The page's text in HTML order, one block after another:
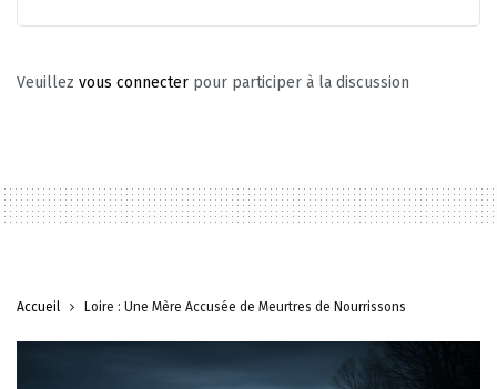
Veuillez vous connecter pour participer à la discussion
Accueil Loire : Une Mère Accusée de Meurtres de Nourrissons